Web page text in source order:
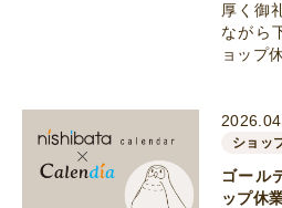
厚く御
ながら
ョップ
ショッ
ゴール
ップ休